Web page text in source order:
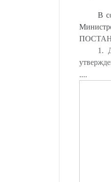
В
1.
....